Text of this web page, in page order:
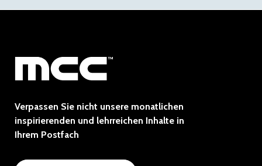
Verpassen Sie nicht unsere monatlichen
inspirierenden und lehrreichen Inhalte in
Ihrem Postfach